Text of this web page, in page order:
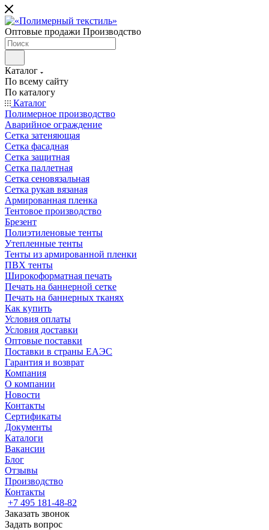
Оптовые продажи Производство
Каталог
По всему сайту
По каталогу
Каталог
Полимерное производство
Аварийное ограждение
Сетка затеняющая
Сетка фасадная
Сетка защитная
Сетка паллетная
Сетка сеновязальная
Сетка рукав вязаная
Армированная пленка
Тентовое производство
Брезент
Полиэтиленовые тенты
Утепленные тенты
Тенты из армированной пленки
ПВХ тенты
Широкоформатная печать
Печать на баннерной сетке
Печать на баннерных тканях
Как купить
Условия оплаты
Условия доставки
Оптовые поставки
Поставки в страны ЕАЭС
Гарантия и возврат
Компания
О компании
Новости
Контакты
Сертификаты
Документы
Каталоги
Вакансии
Блог
Отзывы
Производство
Контакты
+7 495 181-48-82
Заказать звонок
Задать вопрос